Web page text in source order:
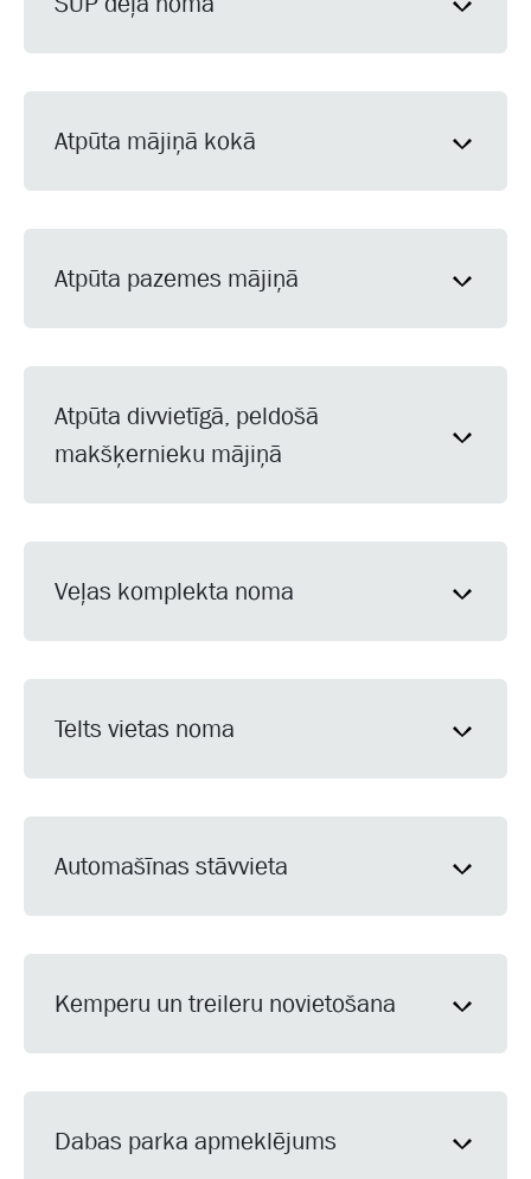
Atpūta mājiņā kokā
Atpūta pazemes mājiņā
Atpūta divvietīgā, peldošā
makšķernieku mājiņā
Veļas komplekta noma
Telts vietas noma
Automašīnas stāvvieta
Kemperu un treileru novietošana
Dabas parka apmeklējums